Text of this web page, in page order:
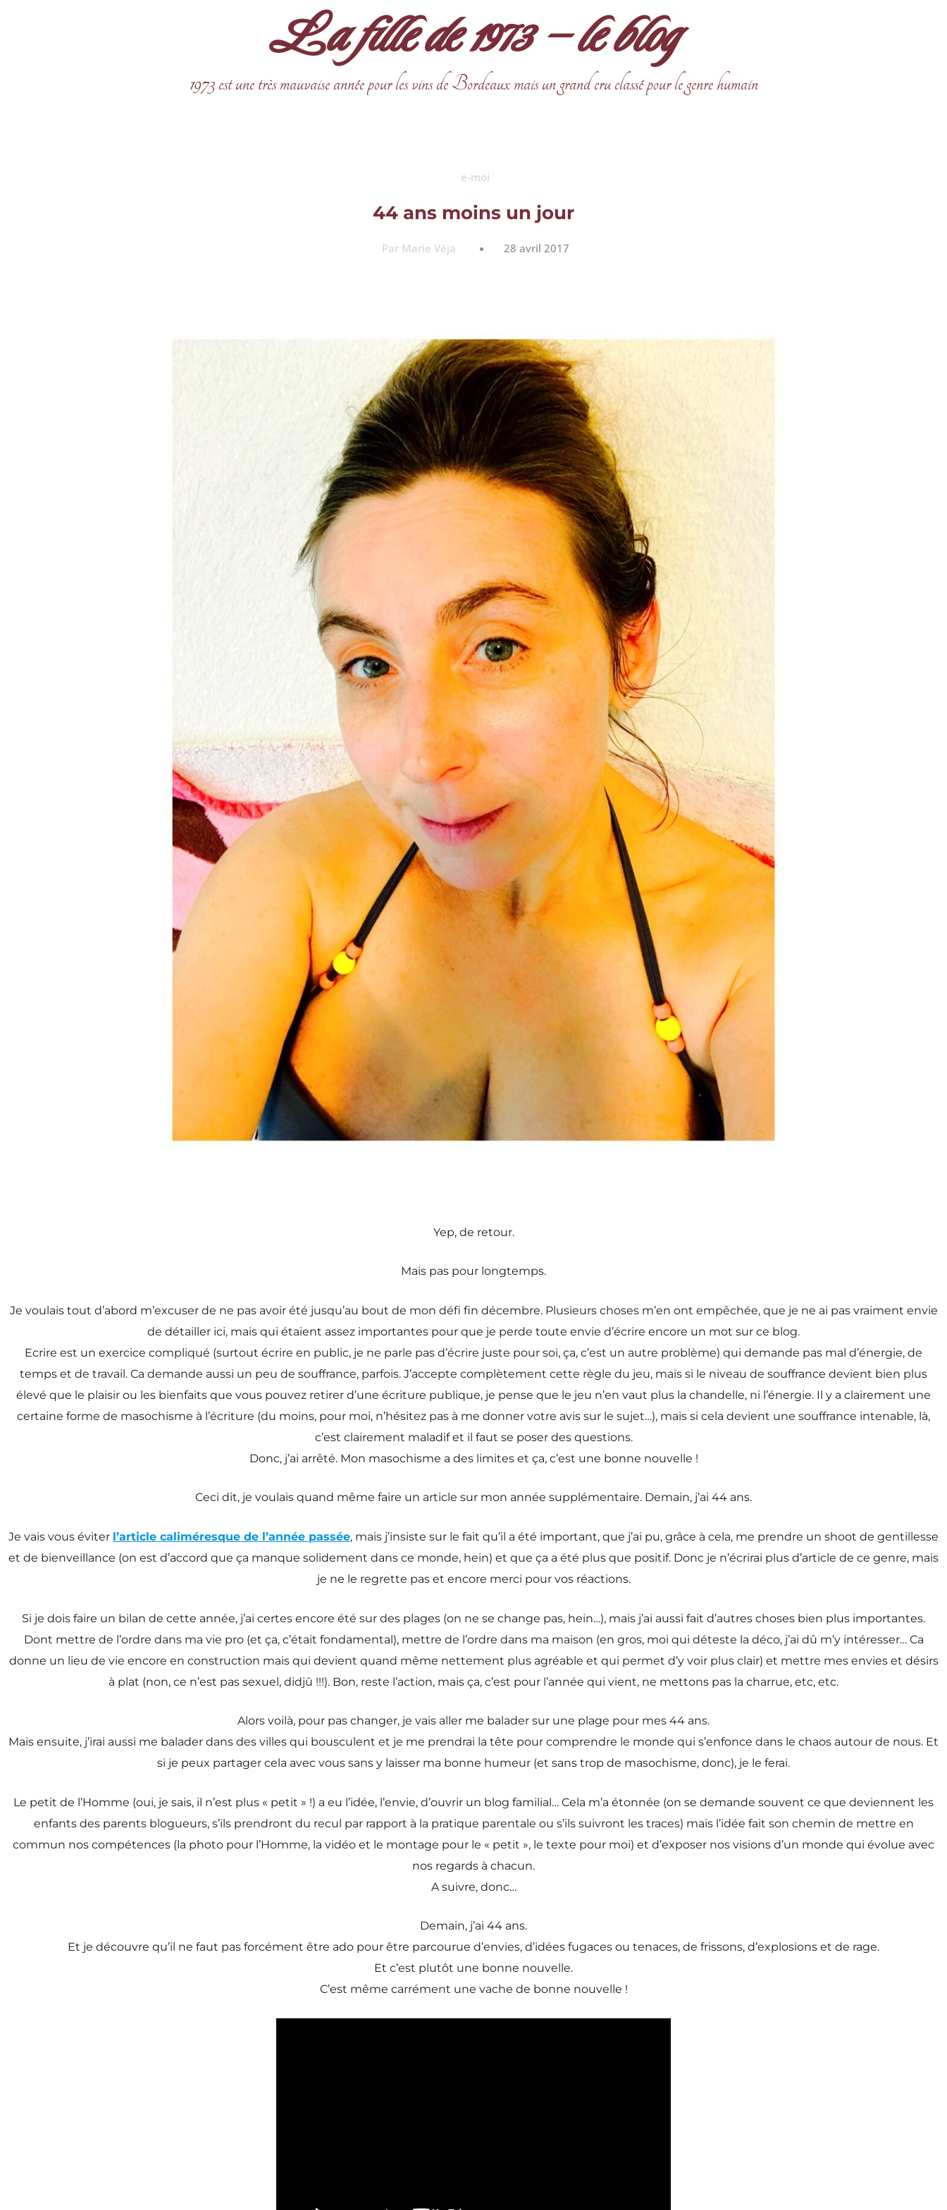
La fille de 1973 – le blog
1973 est une très mauvaise année pour les vins de Bordeaux mais un grand cru classé pour le genre humain
e-moi
44 ans moins un jour
Par Marie Véja 28 avril 2017
Yep, de retour.
Mais pas pour longtemps.
Je voulais tout d’abord m’excuser de ne pas avoir été jusqu’au bout de mon défi fin décembre. Plusieurs choses m’en ont empêchée, que je ne ai pas vraiment envie
de détailler ici, mais qui étaient assez importantes pour que je perde toute envie d’écrire encore un mot sur ce blog.
Ecrire est un exercice compliqué (surtout écrire en public, je ne parle pas d’écrire juste pour soi, ça, c’est un autre problème) qui demande pas mal d’énergie, de
temps et de travail. Ca demande aussi un peu de souffrance, parfois. J’accepte complètement cette règle du jeu, mais si le niveau de souffrance devient bien plus
élevé que le plaisir ou les bienfaits que vous pouvez retirer d’une écriture publique, je pense que le jeu n’en vaut plus la chandelle, ni l’énergie. Il y a clairement une
certaine forme de masochisme à l’écriture (du moins, pour moi, n’hésitez pas à me donner votre avis sur le sujet…), mais si cela devient une souffrance intenable, là,
c’est clairement maladif et il faut se poser des questions.
Donc, j’ai arrêté. Mon masochisme a des limites et ça, c’est une bonne nouvelle !
Ceci dit, je voulais quand même faire un article sur mon année supplémentaire. Demain, j’ai 44 ans.
Je vais vous éviter l’article caliméresque de l’année passée, mais j’insiste sur le fait qu’il a été important, que j’ai pu, grâce à cela, me prendre un shoot de gentillesse
et de bienveillance (on est d’accord que ça manque solidement dans ce monde, hein) et que ça a été plus que positif. Donc je n’écrirai plus d’article de ce genre, mais
je ne le regrette pas et encore merci pour vos réactions.
Si je dois faire un bilan de cette année, j’ai certes encore été sur des plages (on ne se change pas, hein…), mais j’ai aussi fait d’autres choses bien plus importantes.
Dont mettre de l’ordre dans ma vie pro (et ça, c’était fondamental), mettre de l’ordre dans ma maison (en gros, moi qui déteste la déco, j’ai dû m’y intéresser… Ca
donne un lieu de vie encore en construction mais qui devient quand même nettement plus agréable et qui permet d’y voir plus clair) et mettre mes envies et désirs
à plat (non, ce n’est pas sexuel, didjû !!!). Bon, reste l’action, mais ça, c’est pour l’année qui vient, ne mettons pas la charrue, etc, etc.
Alors voilà, pour pas changer, je vais aller me balader sur une plage pour mes 44 ans.
Mais ensuite, j’irai aussi me balader dans des villes qui bousculent et je me prendrai la tête pour comprendre le monde qui s’enfonce dans le chaos autour de nous. Et
si je peux partager cela avec vous sans y laisser ma bonne humeur (et sans trop de masochisme, donc), je le ferai.
Le petit de l’Homme (oui, je sais, il n’est plus « petit » !) a eu l’idée, l’envie, d’ouvrir un blog familial… Cela m’a étonnée (on se demande souvent ce que deviennent les
enfants des parents blogueurs, s’ils prendront du recul par rapport à la pratique parentale ou s’ils suivront les traces) mais l’idée fait son chemin de mettre en
commun nos compétences (la photo pour l’Homme, la vidéo et le montage pour le « petit », le texte pour moi) et d’exposer nos visions d’un monde qui évolue avec
nos regards à chacun.
A suivre, donc…
Demain, j’ai 44 ans.
Et je découvre qu’il ne faut pas forcément être ado pour être parcourue d’envies, d’idées fugaces ou tenaces, de frissons, d’explosions et de rage.
Et c’est plutôt une bonne nouvelle.
C’est même carrément une vache de bonne nouvelle !